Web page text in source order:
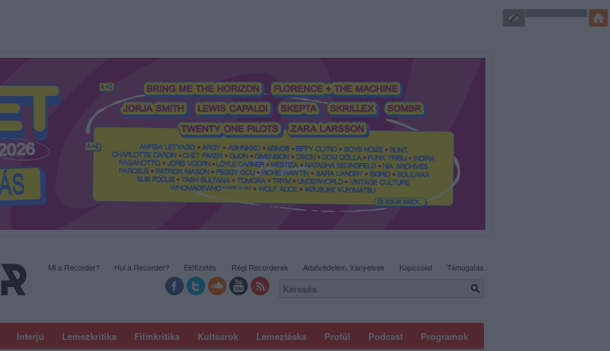
Interjú Lemezkritika Filmkritika Kultsarok Lemeztáska Profül Podcast Programok
Mi a Recorder? Hol a Recorder? Előfizetés Régi Recorderek Adatvédelem, irányelvek Kapcsolat Támogatás
SÜTI BEÁLLÍTÁSOK MÓDOSÍTÁSA